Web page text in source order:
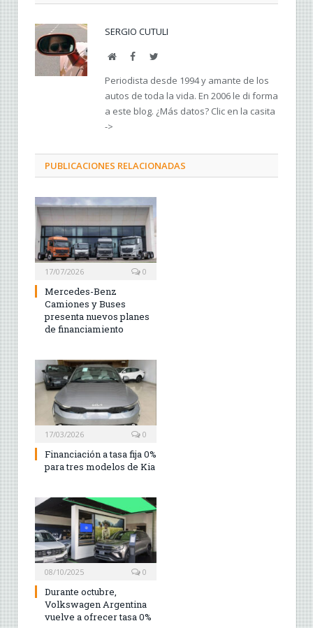
SERGIO CUTULI
Web FacebookTwitter
Periodista desde 1994 y amante de los
autos de toda la vida. En 2006 le di forma
a este blog. ¿Más datos? Clic en la casita
->
PUBLICACIONES RELACIONADAS
17/07/2026 0
Mercedes-Benz
Camiones y Buses
presenta nuevos planes
de financiamiento
17/03/2026 0
Financiación a tasa fija 0%
para tres modelos de Kia
08/10/2025 0
Durante octubre,
Volkswagen Argentina
vuelve a ofrecer tasa 0%